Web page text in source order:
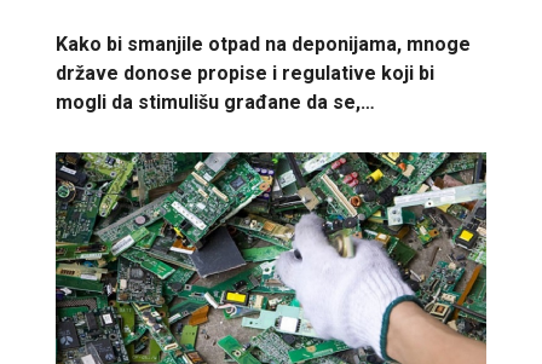
Kako bi smanjile otpad na deponijama, mnoge
države donose propise i regulative koji bi
mogli da stimulišu građane da se,…